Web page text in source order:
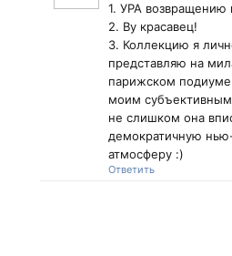
1. УРА возвращению
2. Ву красавец!
3. Коллекцию я
представляю на
парижском
моим
не слишком она
демократичную
атмосферу :)
Ответить